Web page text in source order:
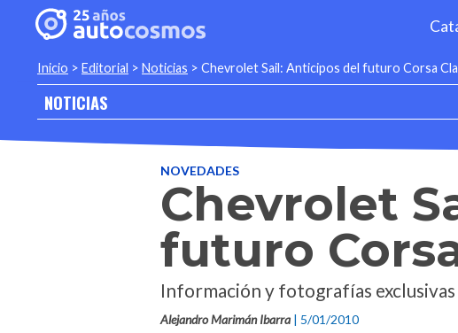
Inicio > Editorial > Noticias > Chevrolet Sail: Anticipos del futuro Corsa
NOTICIAS
NOVEDADES
Chevrolet
futuro
Información y fotografías
Alejandro Marimán Ibarra | 5/01/2010